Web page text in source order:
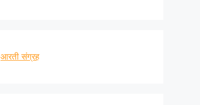
आरती संग्रह